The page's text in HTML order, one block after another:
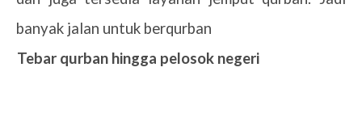
banyak jalan untuk berqurban
Tebar qurban hingga pelosok negeri